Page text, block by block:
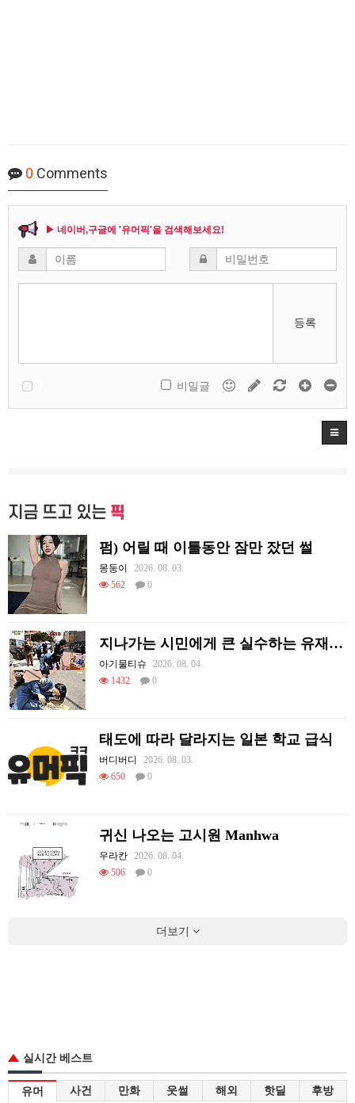
0 Comments
▶ 네이버,구글에 '유머픽'을 검색해보세요!
등록
비밀글
지금 뜨고 있는 픽
펌) 어릴 때 이틀동안 잠만 잤던 썰
몽둥이
2026. 08. 03.
562
0
지나가는 시민에게 큰 실수하는 유재석.jpg
아기물티슈
2026. 08. 04.
1432
0
태도에 따라 달라지는 일본 학교 급식
버디버디
2026. 08. 03.
650
0
귀신 나오는 고시원 Manhwa
우라칸
2026. 08. 04.
506
0
더보기
실시간 베스트
유머 사건 만화 웃썰 해외 핫딜 후방